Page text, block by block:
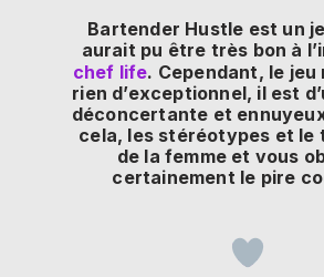
Bartender Hustle est un
aurait pu être très bon à
chef life. Cependant, le jeu
rien d’exceptionnel, il est
déconcertante et
cela, les stéréotypes et le
de la femme et vous
certainement le pire